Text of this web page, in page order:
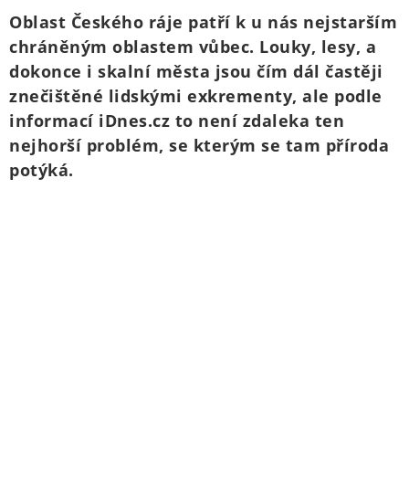
Oblast Českého ráje patří k u nás nejstarším
chráněným oblastem vůbec. Louky, lesy, a
dokonce i skalní města jsou čím dál častěji
znečištěné lidskými exkrementy, ale podle
informací iDnes.cz to není zdaleka ten
nejhorší problém, se kterým se tam příroda
potýká.